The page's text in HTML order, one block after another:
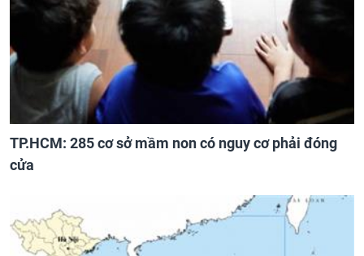
TP.HCM: 285 cơ sở mầm non có nguy cơ phải đóng
cửa